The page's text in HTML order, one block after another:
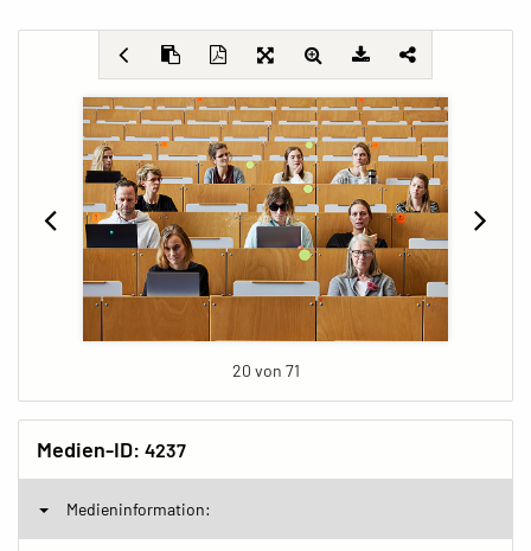
20 von 71
Medien-ID: 4237
Medieninformation: